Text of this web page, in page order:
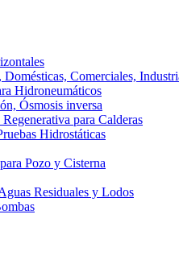
Comerciales,
Hidroneumáticos
Ósmosis inversa
para Calderas
Hidrostáticas
Pozo y Cisterna
Residuales y Lodos